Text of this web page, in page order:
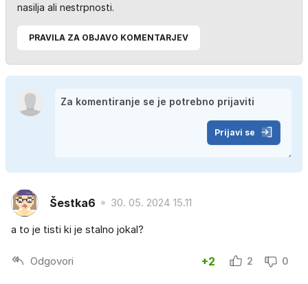
nasilja ali nestrpnosti.
PRAVILA ZA OBJAVO KOMENTARJEV
Prijavi se
Šestka6 30. 05. 2024 15.11
a to je tisti ki je stalno jokal?
Odgovori +2 2 0